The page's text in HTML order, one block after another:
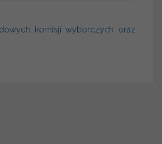
komisji wyborczych oraz